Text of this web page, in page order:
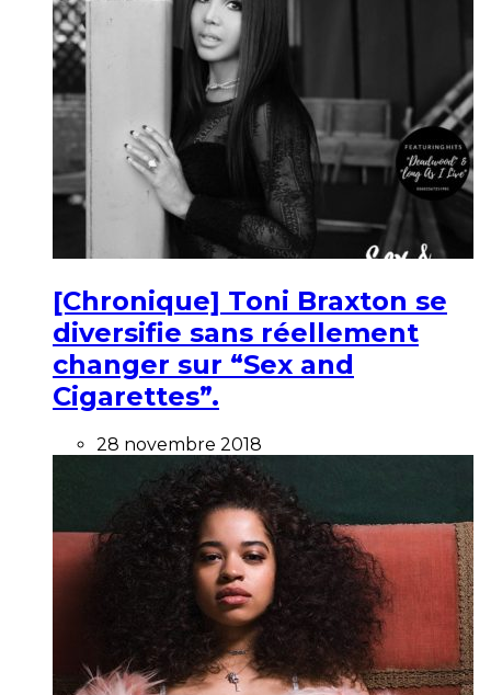
[Chronique] Toni Braxton se
diversifie sans réellement
changer sur “Sex and
Cigarettes”.
28 novembre 2018